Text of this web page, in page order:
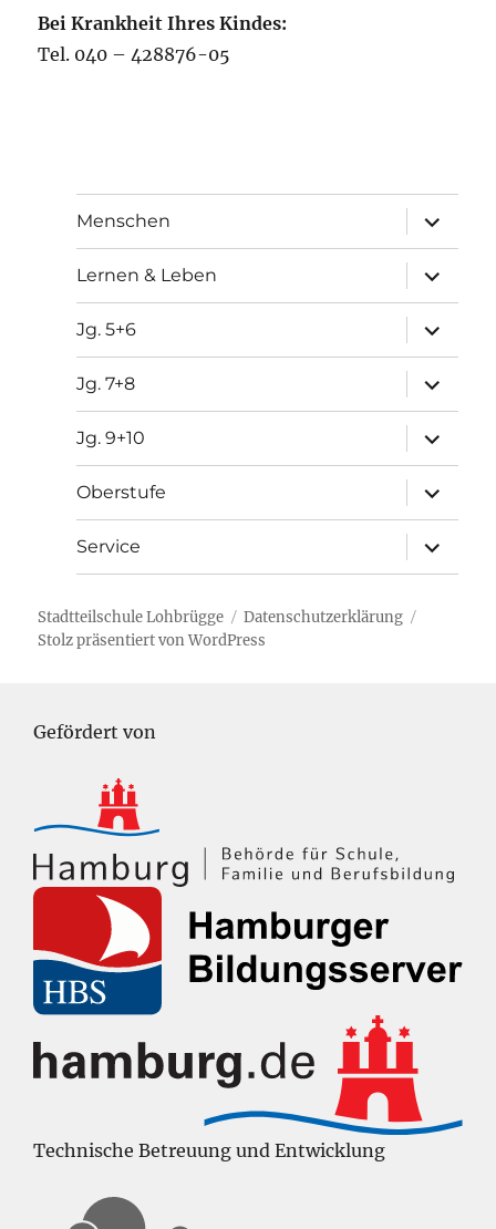
Bei Krankheit Ihres Kindes:
Tel. 040 – 428876-05
Menschen
öffnen
Lernen & Leben
öffnen
Jg. 5+6
öffnen
Jg. 7+8
öffnen
Jg. 9+10
öffnen
Oberstufe
öffnen
Service
öffnen
Stadtteilschule Lohbrügge
Datenschutzerklärung
Stolz präsentiert von WordPress
Gefördert von
Technische Betreuung und Entwicklung